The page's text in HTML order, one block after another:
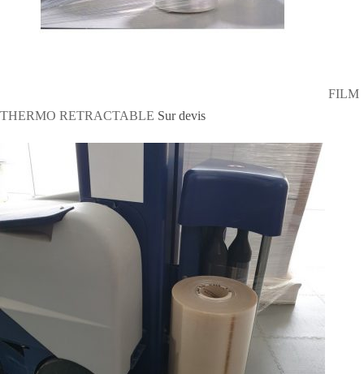
FILM
THERMO RETRACTABLE Sur devis